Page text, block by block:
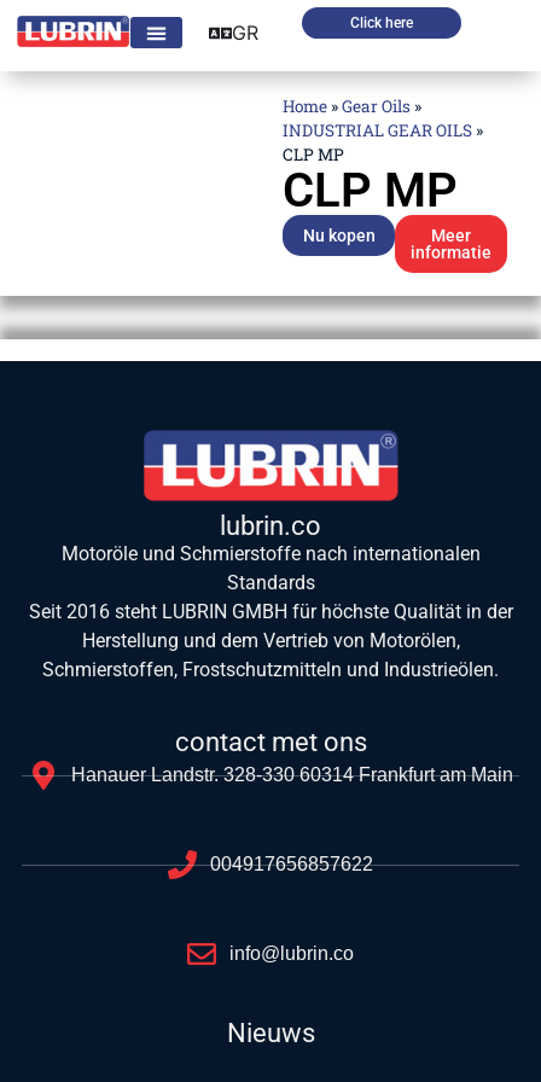
Click here
GR
Home »Gear Oils »
INDUSTRIAL GEAR OILS »
CLP MP
CLP MP
Nu kopen
Meer
informatie
lubrin.co
Motoröle und Schmierstoffe nach internationalen
Standards
Seit 2016 steht LUBRIN GMBH für höchste Qualität in der
Herstellung und dem Vertrieb von Motorölen,
Schmierstoffen, Frostschutzmitteln und Industrieölen.
contact met ons
Hanauer Landstr. 328-330 60314 Frankfurt am Main
004917656857622
info@lubrin.co
Nieuws